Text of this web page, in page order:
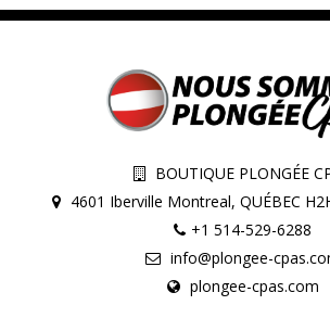
BOUTIQUE PLONGÉE
4601 Iberville Montreal, QUÉBEC
+1 514-529-6288
info@plongee-
plongee-cpas.com